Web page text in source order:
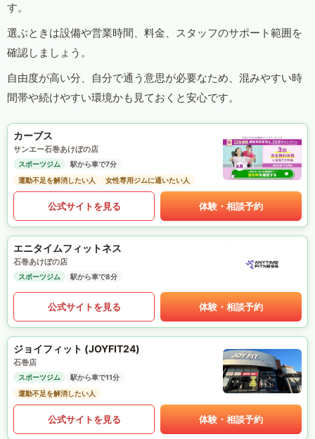
す。
選ぶときは設備や営業時間、料金、スタッフのサポート範囲を
確認しましょう。
自由度が高い分、自分で通う意思が必要なため、混みやすい時
間帯や続けやすい環境かも見ておくと安心です。
カーブス
サンエー石巻あけぼの店
スポーツジム
駅から車で7分
運動不足を解消したい人
女性専用ジムに通いたい人
公式サイトを見る 体験・相談予約
エニタイムフィットネス
石巻あけぼの店
スポーツジム 駅から車で8分
公式サイトを見る 体験・相談予約
ジョイフィット (JOYFIT24)
石巻店
スポーツジム
駅から車で11分
運動不足を解消したい人
公式サイトを見る 体験・相談予約